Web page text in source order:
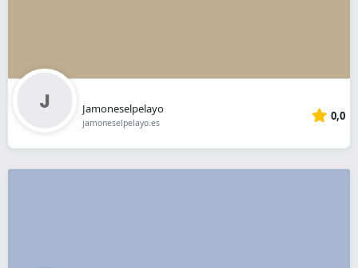
Jamoneselpelayo
jamoneselpelayo.es 0,0